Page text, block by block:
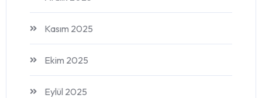
Kasım 2025
Ekim 2025
Eylül 2025